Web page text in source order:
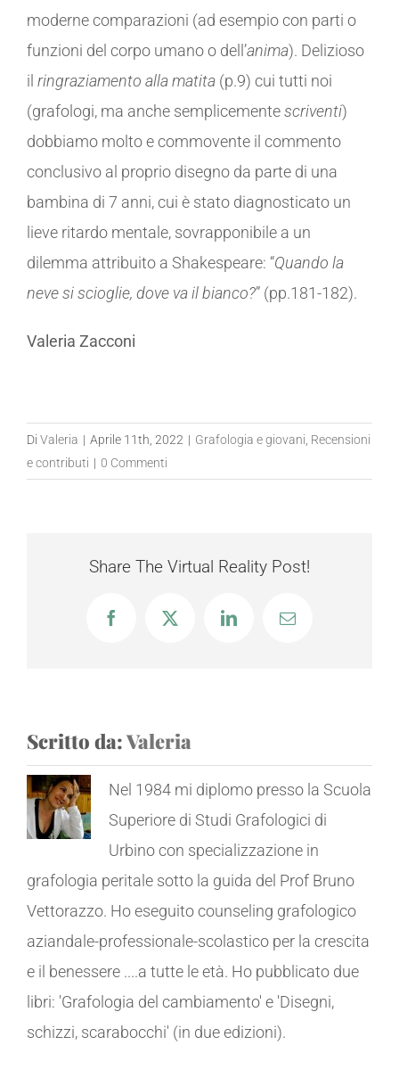
moderne comparazioni (ad esempio con parti o
funzioni del corpo umano o dell’anima). Delizioso
il ringraziamento alla matita (p.9) cui tutti noi
(grafologi, ma anche semplicementescriventi)
dobbiamo molto e commovente il commento
conclusivo al proprio disegno da parte di una
bambina di 7 anni, cui è stato diagnosticato un
lieve ritardo mentale, sovrapponibile a un
dilemma attribuito a Shakespeare: “Quando la
neve si scioglie, dove va il bianco?” (pp.181-182).
Valeria Zacconi
Di Valeria | Aprile 11th, 2022 | Grafologia e giovani, Recensioni
e contributi | 0 Commenti
Share The Virtual Reality Post!
FacebookX LinkedInEmail
Scritto da:Valeria
Nel 1984 mi diplomo presso la Scuola
Superiore di Studi Grafologici di
Urbino con specializzazione in
grafologia peritale sotto la guida del Prof Bruno
Vettorazzo. Ho eseguito counseling grafologico
aziandale-professionale-scolastico per la crescita
e il benessere ....a tutte le età. Ho pubblicato due
libri: 'Grafologia del cambiamento' e 'Disegni,
schizzi, scarabocchi' (in due edizioni).